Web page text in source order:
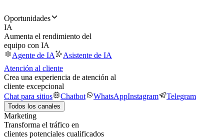
Oportunidades
IA
Aumenta el rendimiento del
equipo con IA
Agente de IA
Asistente de IA
Atención al cliente
Crea una experiencia de atención al
cliente excepcional
Chat para sitios
Chatbot WhatsAppInstagram Telegram
Todos los canales
Marketing
Transforma el tráfico en
clientes potenciales cualificados